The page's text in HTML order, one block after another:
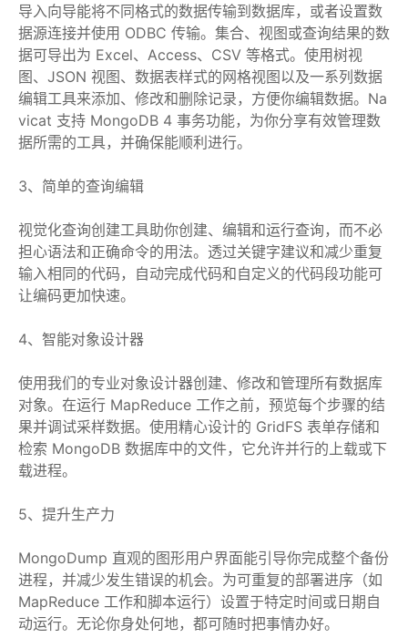
导入向导能将不同格式的数据传输到数据库，或者设置数
据源连接并使用 ODBC 传输。集合、视图或查询结果的数
据可导出为 Excel、Access、CSV 等格式。使用树视
图、JSON 视图、数据表样式的网格视图以及一系列数据
编辑工具来添加、修改和删除记录，方便你编辑数据。Na
vicat 支持 MongoDB 4 事务功能，为你分享有效管理数
据所需的工具，并确保能顺利进行。
3、简单的查询编辑
视觉化查询创建工具助你创建、编辑和运行查询，而不必
担心语法和正确命令的用法。透过关键字建议和减少重复
输入相同的代码，自动完成代码和自定义的代码段功能可
让编码更加快速。
4、智能对象设计器
使用我们的专业对象设计器创建、修改和管理所有数据库
对象。在运行 MapReduce 工作之前，预览每个步骤的结
果并调试采样数据。使用精心设计的 GridFS 表单存储和
检索 MongoDB 数据库中的文件，它允许并行的上载或下
载进程。
5、提升生产力
MongoDump 直观的图形用户界面能引导你完成整个备份
进程，并减少发生错误的机会。为可重复的部署进序（如
MapReduce 工作和脚本运行）设置于特定时间或日期自
动运行。无论你身处何地，都可随时把事情办好。